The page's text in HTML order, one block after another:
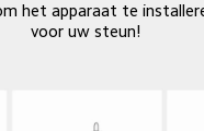
het apparaat te
voor uw steun!